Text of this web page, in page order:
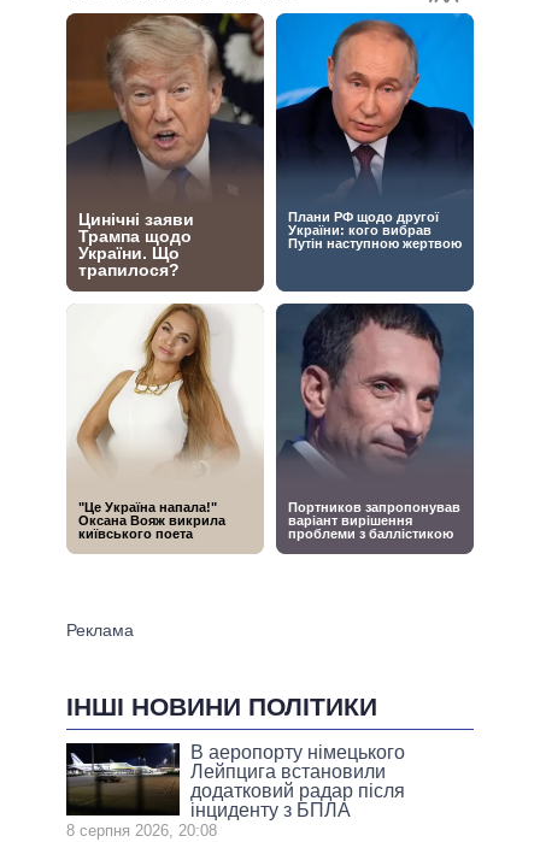
ІНШІ НОВИНИ ПОЛІТИКИ
В аеропорту німецького
Лейпцига встановили
додатковий радар після
інциденту з БПЛА
8 серпня 2026, 20:08